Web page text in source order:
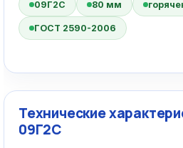
09Г2С 80 мм
ГОСТ 2590-2006
Технические
09Г2С